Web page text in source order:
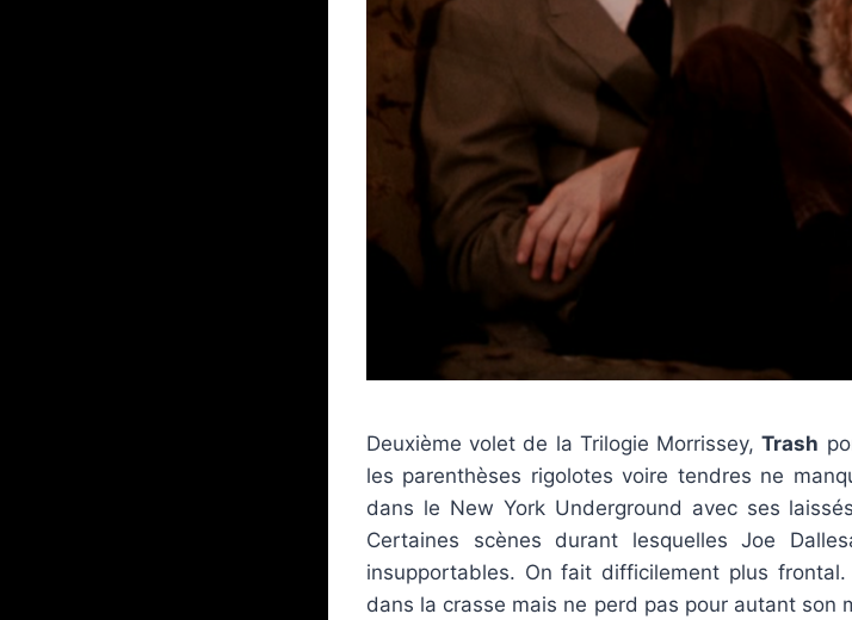
Deuxième volet de la Trilogie Morrissey,Trash
les parenthèses rigolotes voire tendres ne
dans le New York Underground avec ses
Certaines scènes durant lesquelles Joe
insupportables. On fait difficilement plus frontal.
dans la crasse mais ne perd pas pour autant son